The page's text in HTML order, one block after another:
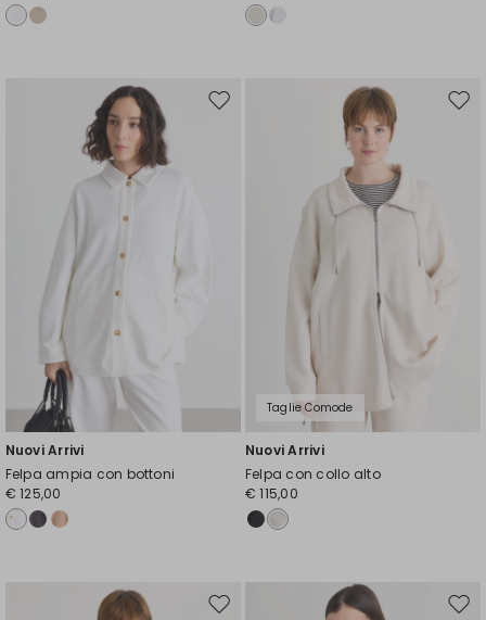
Sposta
Nuovi Arrivi
Felpa ampia con bottoni
€ 125,00
Taglie Comode
Nuovi Arrivi
Felpa con collo alto
€ 115,00
Sposta